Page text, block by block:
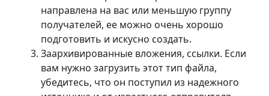
направлена на вас или меньшую группу
получателей, ее можно очень хорошо
подготовить и искусно создать.
Заархивированные вложения, ссылки. Если
вам нужно загрузить этот тип файла,
убедитесь, что он поступил из надежного